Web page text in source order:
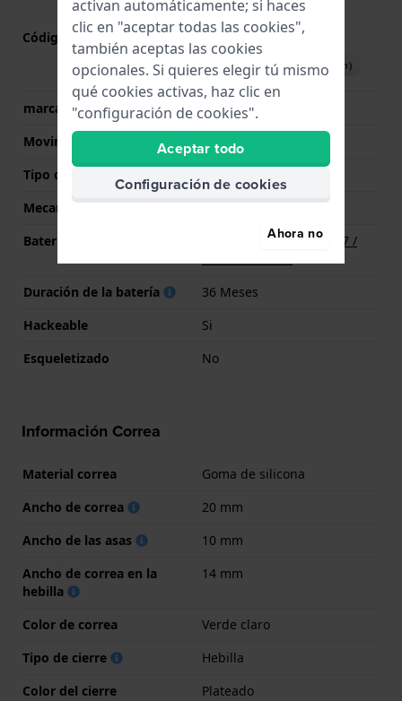
Código de Movimiento Y121 Ver especificaciones
Descargar manual (English)
marca del movimiento
Seiko
Movimiento suizo
No
Tipo de pantalla
Mecanismo
Cuarzo
Batería
Batería Renata R377 377 /
Duración de la batería
36 Meses
Hackeable
Si
Esqueletizado
No
Información Correa
Material correa
Goma de silicona
Ancho de correa
20 mm
Ancho de las asas
10 mm
Ancho de correa en la
hebilla
14 mm
Color de correa
Verde claro
Tipo de cierre
Hebilla
Color del cierre
Plateado
activan automáticamente; si haces
clic en "aceptar todas las cookies",
también aceptas las cookies
opcionales. Si quieres elegir tú mismo
qué cookies activas, haz clic en
"configuración de cookies".
Aceptar todo
Configuración de cookies
Ahora no